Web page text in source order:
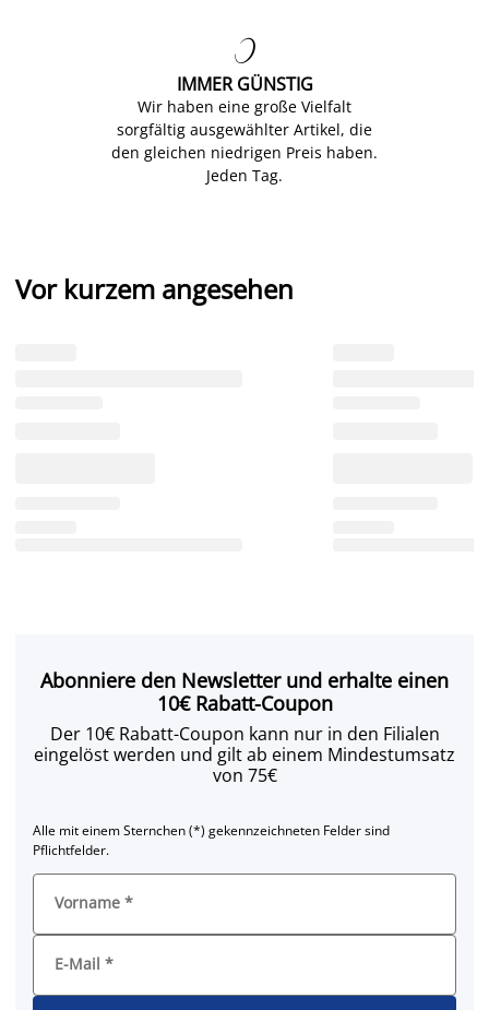

IMMER GÜNSTIG
Wir haben eine große Vielfalt
sorgfältig ausgewählter Artikel, die
den gleichen niedrigen Preis haben.
Jeden Tag.
Vor kurzem angesehen
Abonniere den Newsletter und erhalte einen
10€ Rabatt-Coupon
Der 10€ Rabatt-Coupon kann nur in den Filialen
eingelöst werden und gilt ab einem Mindestumsatz
von 75€
Alle mit einem Sternchen (*) gekennzeichneten Felder sind
Pflichtfelder.
Vorname *
E-Mail *